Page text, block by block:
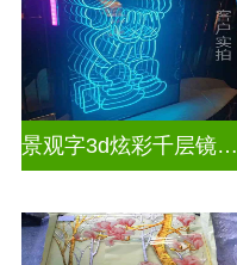
景观字3d炫彩千层镜深渊镜